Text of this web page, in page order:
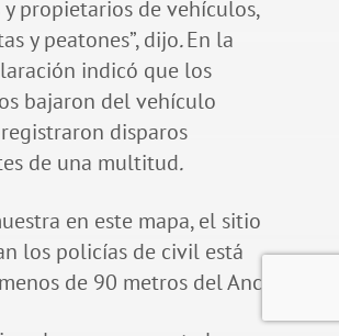
propietarios de vehículos,
y peatones”, dijo.En la
indicó que los
bajaron del vehículo
disparos
de una multitud.
en este mapa, el sitio
los policías de civil está
de 90 metros del Ancla.